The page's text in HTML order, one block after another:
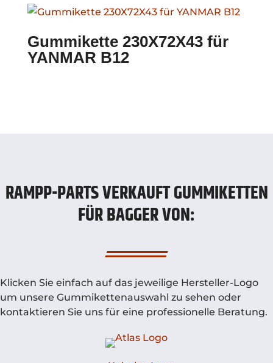
Gummikette 230X72X43 für
YANMAR B12
RAMPP-PARTS VERKAUFT GUMMIKETTEN
FÜR BAGGER VON:
Klicken Sie einfach auf das jeweilige Hersteller-Logo
um unsere Gummikettenauswahl zu sehen oder
kontaktieren Sie uns für eine professionelle Beratung.